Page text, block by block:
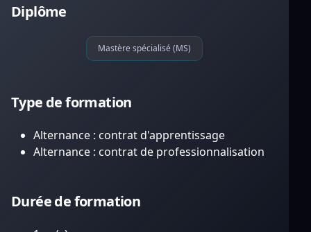
Diplôme
Mastère spécialisé (MS)
Type de formation
Alternance : contrat d'apprentissage
Alternance : contrat de professionnalisation
Durée de formation